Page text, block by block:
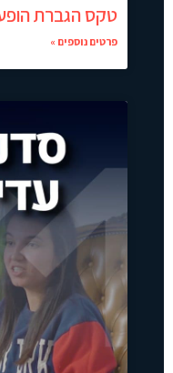
טקס הגברת
פרטים נוספים »